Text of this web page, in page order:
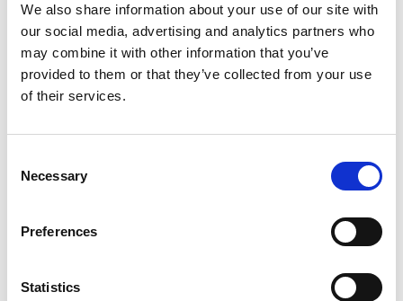
We also share information about your use of our site with
our social media, advertising and analytics partners who
may combine it with other information that you’ve
provided to them or that they’ve collected from your use
of their services.
Selection
Necessary
Preferences
Statistics
Det går också att följa med på hummerfiske och att
tillaga fångsten själv när ni stiger iland på bryggan. En
spännande upplevelse att minnas långt efter ni
lämnat Käringön.
anses vara ett av världens bästa ostron med smakrik
sälta och höga mineraltoner – som en kyss av havet!
Karingo plockar ostronen själva och förvarar dem
hängandes i nätkassar under bryggan. Njut av havets
Läs mer om våra svenska och andra ostron
HÄR!